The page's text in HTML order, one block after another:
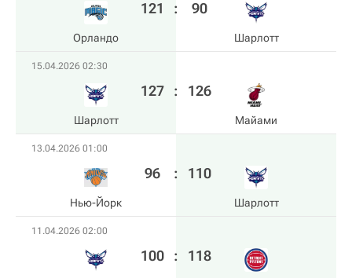
Орландо
121 : 90
Шарлотт
15.04.2026 02:30
Шарлотт
127 : 126
Майами
13.04.2026 01:00
Нью-Йорк
96 : 110
Шарлотт
11.04.2026 02:00
100 : 118